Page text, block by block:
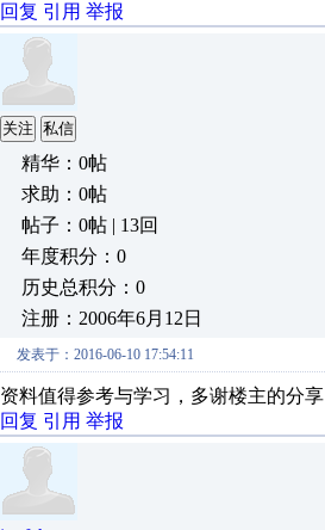
回复 引用 举报
关注 私信
精华：0帖
求助：0帖
帖子：0帖 | 13回
年度积分：0
历史总积分：0
注册：2006年6月12日
发表于：2016-06-10 17:54:11
资料值得参考与学习，多谢楼主的分享
回复 引用 举报